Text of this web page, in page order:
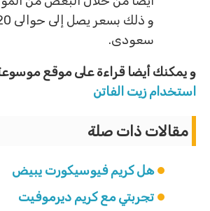
سعودى.
و يمكنك أيضا قراءة على موقع
استخدام زيت الفاتن
مقالات ذات صلة
هل كريم فيوسيكورت يبيض
تجربتي مع كريم ديرموفيت